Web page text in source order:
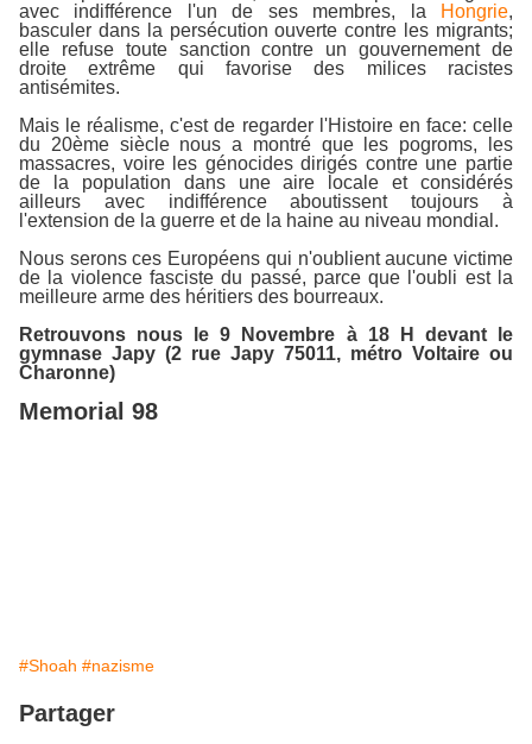
avec indifférence l'un de ses membres, la
Hongrie,
basculer dans la persécution ouverte contre les migrants;
elle refuse toute sanction contre un gouvernement de
droite extrême qui favorise des milices racistes
antisémites.
Mais le réalisme, c'est de regarder l'Histoire en face: celle
du 20ème siècle nous a montré que les pogroms, les
massacres, voire les génocides dirigés contre une partie
de la population dans une aire locale et considérés
ailleurs avec indifférence aboutissent toujours à
l'extension de la guerre et de la haine au niveau mondial.
Nous serons ces Européens qui n'oublient aucune victime
de la violence fasciste du passé, parce que l'oubli est la
meilleure arme des héritiers des bourreaux.
Retrouvons nous le 9 Novembre à 18 H devant le
gymnase Japy (2 rue Japy 75011, métro Voltaire ou
Charonne)
Memorial 98
#Shoah #nazisme
Partager